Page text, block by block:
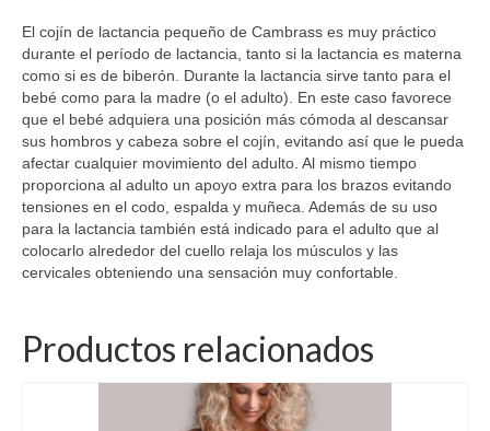
El cojín de lactancia pequeño de Cambrass es muy práctico
durante el período de lactancia, tanto si la lactancia es materna
como si es de biberón. Durante la lactancia sirve tanto para el
bebé como para la madre (o el adulto). En este caso favorece
que el bebé adquiera una posición más cómoda al descansar
sus hombros y cabeza sobre el cojín, evitando así que le pueda
afectar cualquier movimiento del adulto. Al mismo tiempo
proporciona al adulto un apoyo extra para los brazos evitando
tensiones en el codo, espalda y muñeca. Además de su uso
para la lactancia también está indicado para el adulto que al
colocarlo alrededor del cuello relaja los músculos y las
cervicales obteniendo una sensación muy confortable.
Productos relacionados